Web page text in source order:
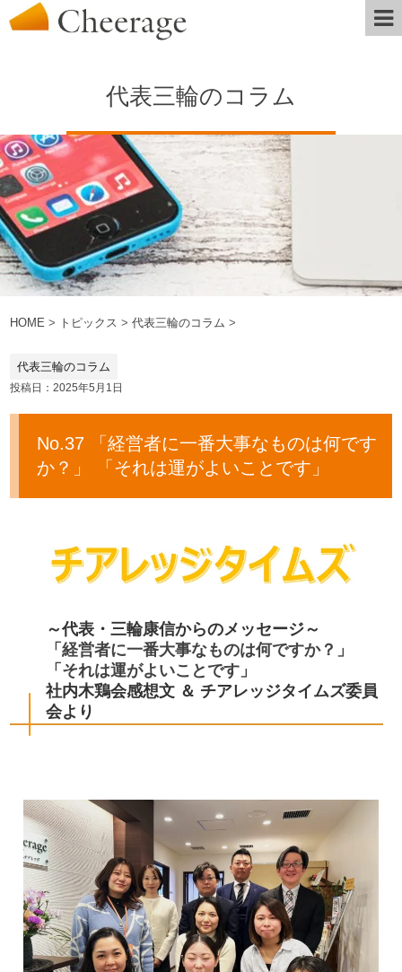
代表三輪のコラム
HOME > トピックス > 代表三輪のコラム >
代表三輪のコラム
投稿日：2025年5月1日
No.37 「経営者に一番大事なものは何です
か？」 「それは運がよいことです」
～代表・三輪康信からのメッセージ～
「経営者に一番大事なものは何ですか？」
「それは運がよいことです」
社内木鶏会感想文 ＆ チアレッジタイムズ委員
会より